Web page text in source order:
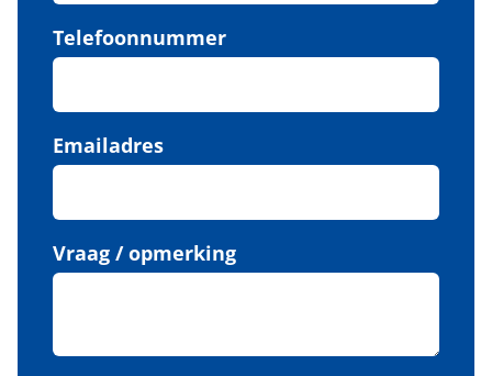
Telefoonnummer
Emailadres
Vraag / opmerking